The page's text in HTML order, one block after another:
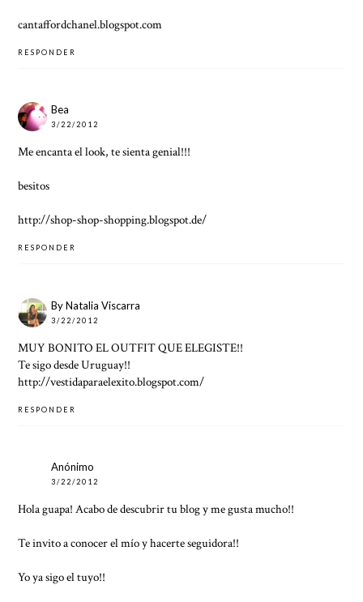
cantaffordchanel.blogspot.com
RESPONDER
Bea
3/22/2012
Me encanta el look, te sienta genial!!!
besitos
http://shop-shop-shopping.blogspot.de/
RESPONDER
By Natalia Viscarra
3/22/2012
MUY BONITO EL OUTFIT QUE ELEGISTE!!
Te sigo desde Uruguay!!
http://vestidaparaelexito.blogspot.com/
RESPONDER
Anónimo
3/22/2012
Hola guapa! Acabo de descubrir tu blog y me gusta mucho!!
Te invito a conocer el mío y hacerte seguidora!!
Yo ya sigo el tuyo!!